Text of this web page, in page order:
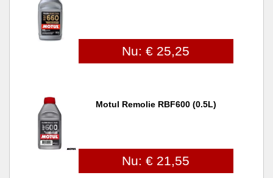
Nu: € 25,25
Motul Remolie RBF600 (0.5L)
Nu: € 21,55